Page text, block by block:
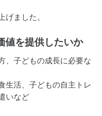
げました。
値を提供したいか
、子どもの成長に必要な
生活、子どもの自主トレ
いなど